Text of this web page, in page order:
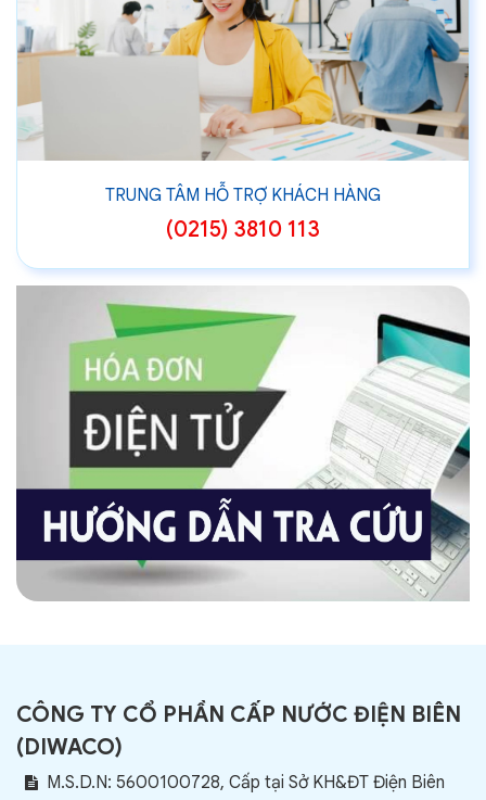
TRUNG TÂM HỖ TRỢ KHÁCH HÀNG
(0215) 3810 113
CÔNG TY CỔ PHẦN CẤP NƯỚC ĐIỆN BIÊN
(DIWACO)
M.S.D.N: 5600100728, Cấp tại Sở KH&ĐT Điện Biên